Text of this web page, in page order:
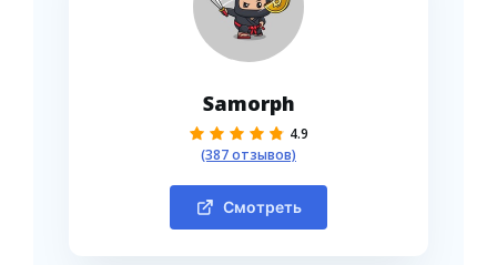
Samorph
4.9
(387 отзывов)
Смотреть